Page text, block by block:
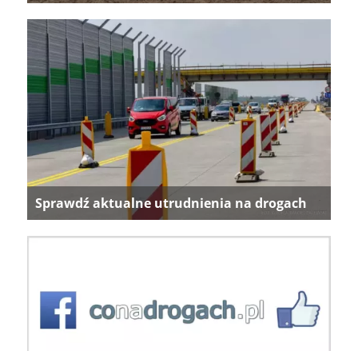
Sprawdź aktualne utrudnienia na drogach